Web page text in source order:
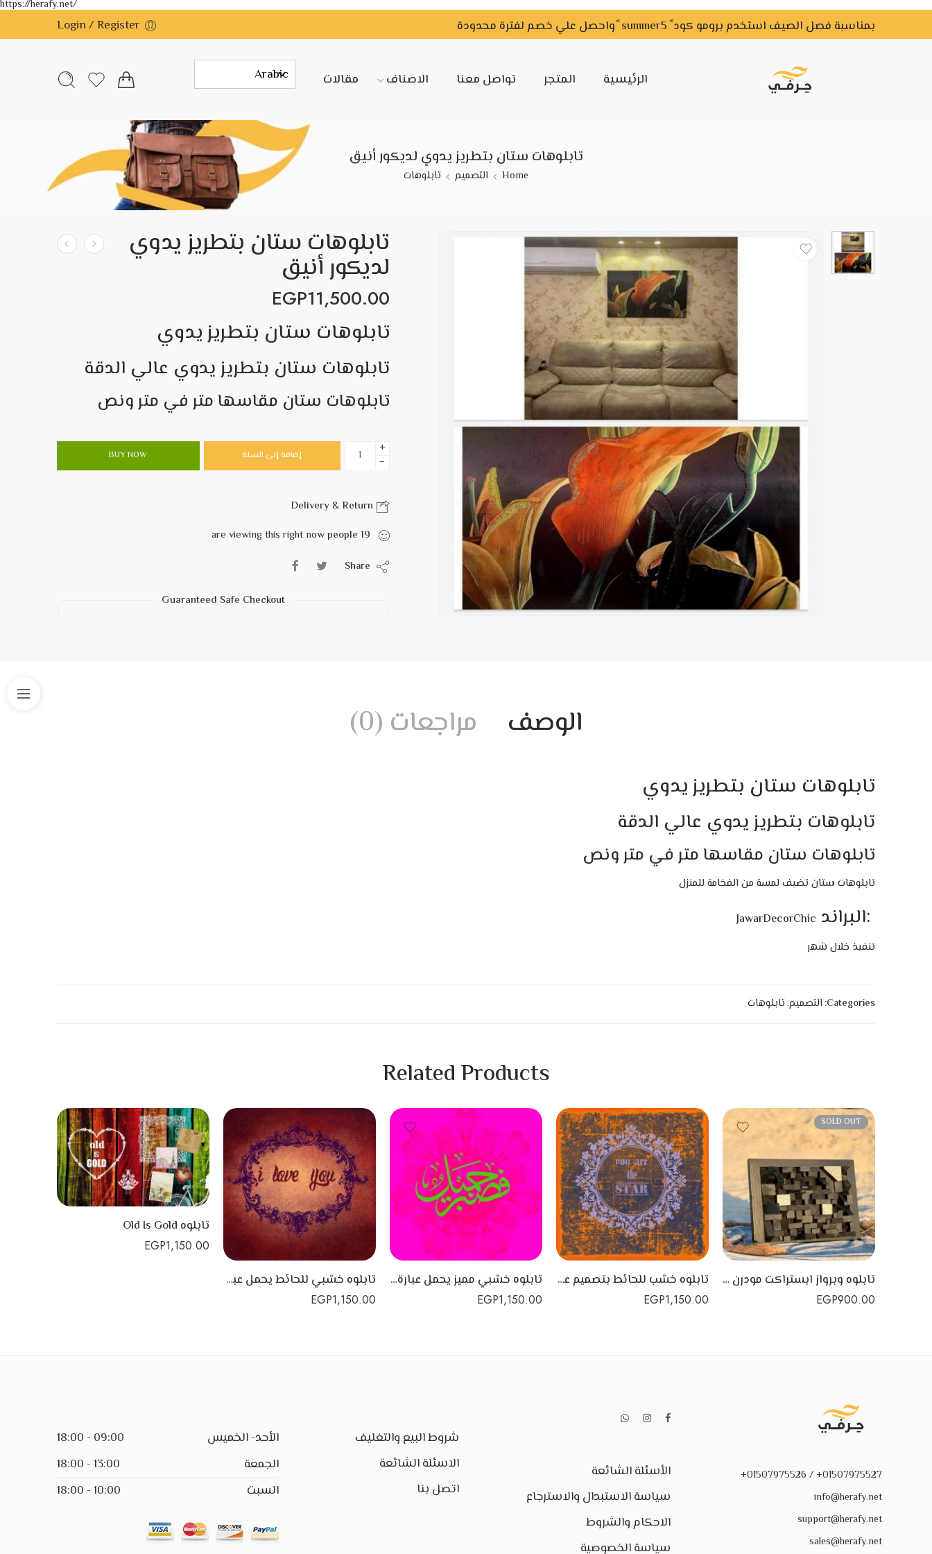
https://herafy.net/
بمناسبة فصل الصيف استخدم برومو كود ً summer5 ًواحصل علي خصم لفترة محدودة Login / Register
الرئيسية المتجر تواصل معنا الاصناف مقالات
تابلوهات ستان بتطريز يدوي لديكور أنيق
Home التصميم تابلوهات
تابلوهات ستان بتطريز يدوي
لديكور أنيق
EGP11,500.00
تابلوهات ستان بتطريز يدوي
تابلوهات ستان بتطريز يدوي عالي الدقة
تابلوهات ستان مقاسها متر في متر ونص
+
−
إضافة إلى السلة BUY NOW
19
people
are viewing this right now
Guaranteed Safe Checkout
الوصف مراجعات (0)
تابلوهات ستان بتطريز يدوي
تابلوهات بتطريز يدوي عالي الدقة
تابلوهات ستان مقاسها متر في متر ونص
تابلوهات ستان تضيف لمسة من الفخامة للمنزل
:البراند JawarDecorChic
تنفيذ خلال شهر
Categories: التصميم,تابلوهات
Related Products
SOLD OUT
تابلوه وبرواز ابستراكت مودرن من الخشب
EGP900.00
تابلوه خشب للحائط بتصميم عصري ومميز يحمل عبارة You’ are the star
EGP1,150.00
تابلوه خشبي مميز يحمل عبارة فصبر جميل
EGP1,150.00
تابلوه خشبي للحائط يحمل عبارة I love you
EGP1,150.00
تابلوه Old Is Gold
EGP1,150.00
01507975527+ / 01507975526+
info@herafy.net
support@herafy.net
sales@herafy.net
الأسئلة الشائعة
سياسة الاستبدال والاسترجاع
الاحكام والشروط
سياسة الخصوصية
شروط البيع والتغليف
الاسئلة الشائعة
اتصل بنا
الأحد- الخميس
09:00 - 18:00
الجمعة
13:00 - 18:00
السبت
10:00 - 18:00